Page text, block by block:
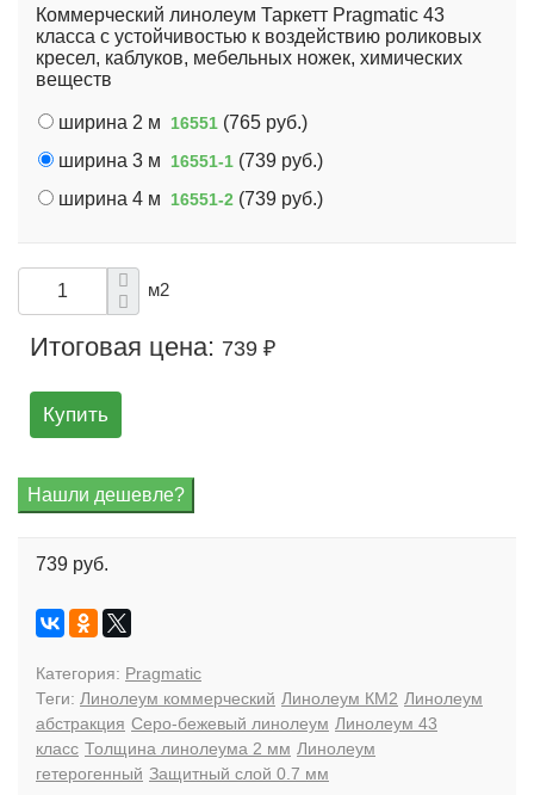
Коммерческий линолеум Таркетт Pragmatic 43
класса с устойчивостью к воздействию роликовых
кресел, каблуков, мебельных ножек, химических
веществ
ширина 2 м 16551 (765 руб.)
ширина 3 м
16551-1 (739 руб.)
ширина 4 м
16551-2 (739 руб.)
м2
Итоговая цена: 739 ₽
Купить
739 руб.
Категория: Pragmatic
Теги: Линолеум коммерческий Линолеум КМ2 Линолеум
абстракция Серо-бежевый линолеум Линолеум 43
класс Толщина линолеума 2 мм Линолеум
гетерогенный Защитный слой 0.7 мм